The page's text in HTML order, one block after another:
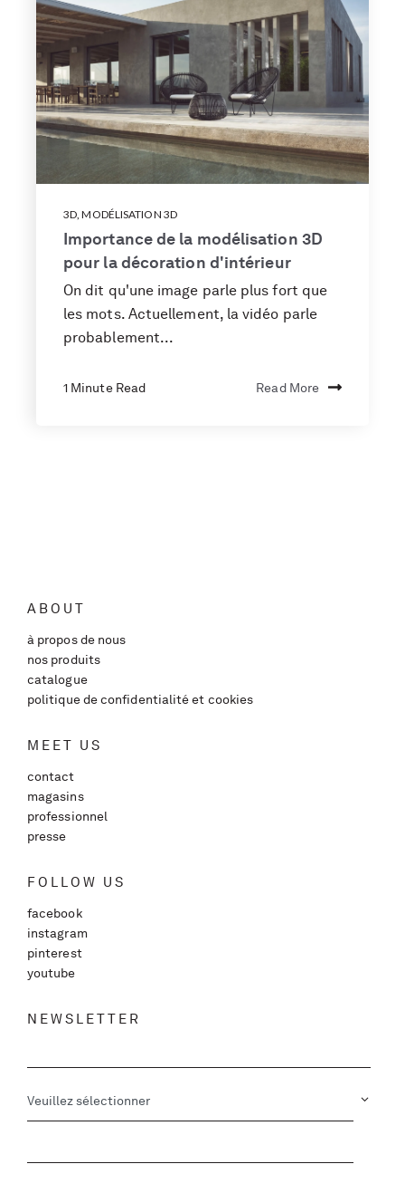
3D ,MODÉLISATION 3D
Importance de la modélisation 3D
pour la décoration d'intérieur
On dit qu'une image parle plus fort que
les mots. Actuellement, la vidéo parle
probablement...
1 Minute Read Read More
ABOUT
à propos de nous
nos produits
catalogue
politique de confidentialité et cookies
MEET US
contact
magasins
professionnel
presse
FOLLOW US
facebook
instagram
pinterest
youtube
NEWSLETTER